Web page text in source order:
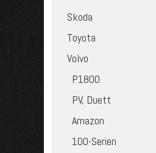
Skoda
Toyota
Volvo
P1800
PV, Duett
Amazon
100-Serien